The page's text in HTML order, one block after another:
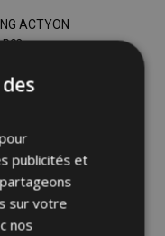
ACTYON
pcs
à la
liste
publicités et
sur votre
nos